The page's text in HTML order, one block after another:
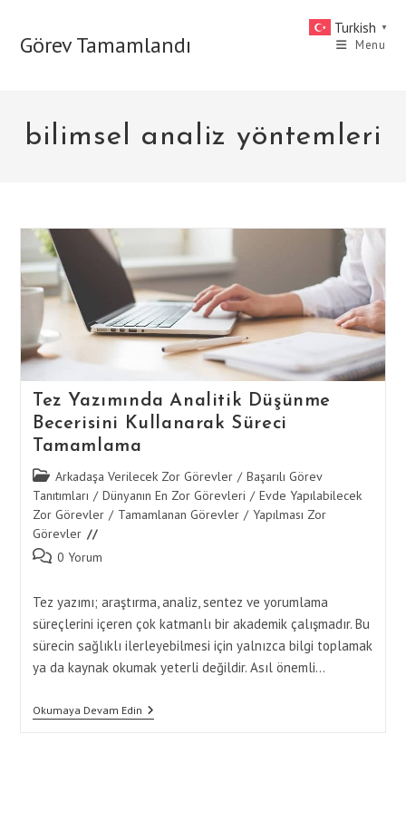
contentGörev Tamamlandı Menu
bilimsel analiz yöntemleri
Tez Yazımında Analitik Düşünme
Becerisini Kullanarak Süreci
Tamamlama
Post
category:
Arkadaşa Verilecek Zor Görevler / Başarılı Görev
Tanıtımları / Dünyanın En Zor Görevleri / Evde Yapılabilecek
Zor Görevler / Tamamlanan Görevler / Yapılması Zor
Görevler
Post 0 Yorum
Tez yazımı; araştırma, analiz, sentez ve yorumlama
süreçlerini içeren çok katmanlı bir akademik çalışmadır. Bu
sürecin sağlıklı ilerleyebilmesi için yalnızca bilgi toplamak
ya da kaynak okumak yeterli değildir. Asıl önemli…
Okumaya Devam EdinTez
Yazımında
Turkish ▼